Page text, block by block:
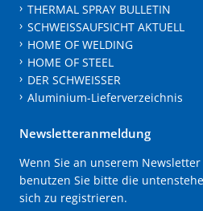
THERMAL SPRAY BULLETIN
SCHWEISSAUFSICHT AKTUELL
HOME OF WELDING
HOME OF STEEL
DER SCHWEISSER
Aluminium-Lieferverzeichnis
Newsletteranmeldung
Wenn Sie an unserem
benutzen Sie bitte die
sich zu registrieren.